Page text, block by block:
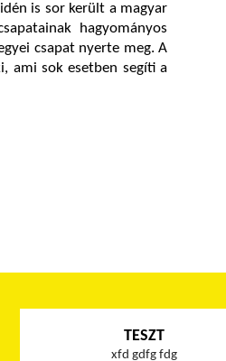
is sor került a magyar
hagyományos
csapat nyerte meg. A
ami sok esetben segíti a
TESZT
xfd gdfg fdg